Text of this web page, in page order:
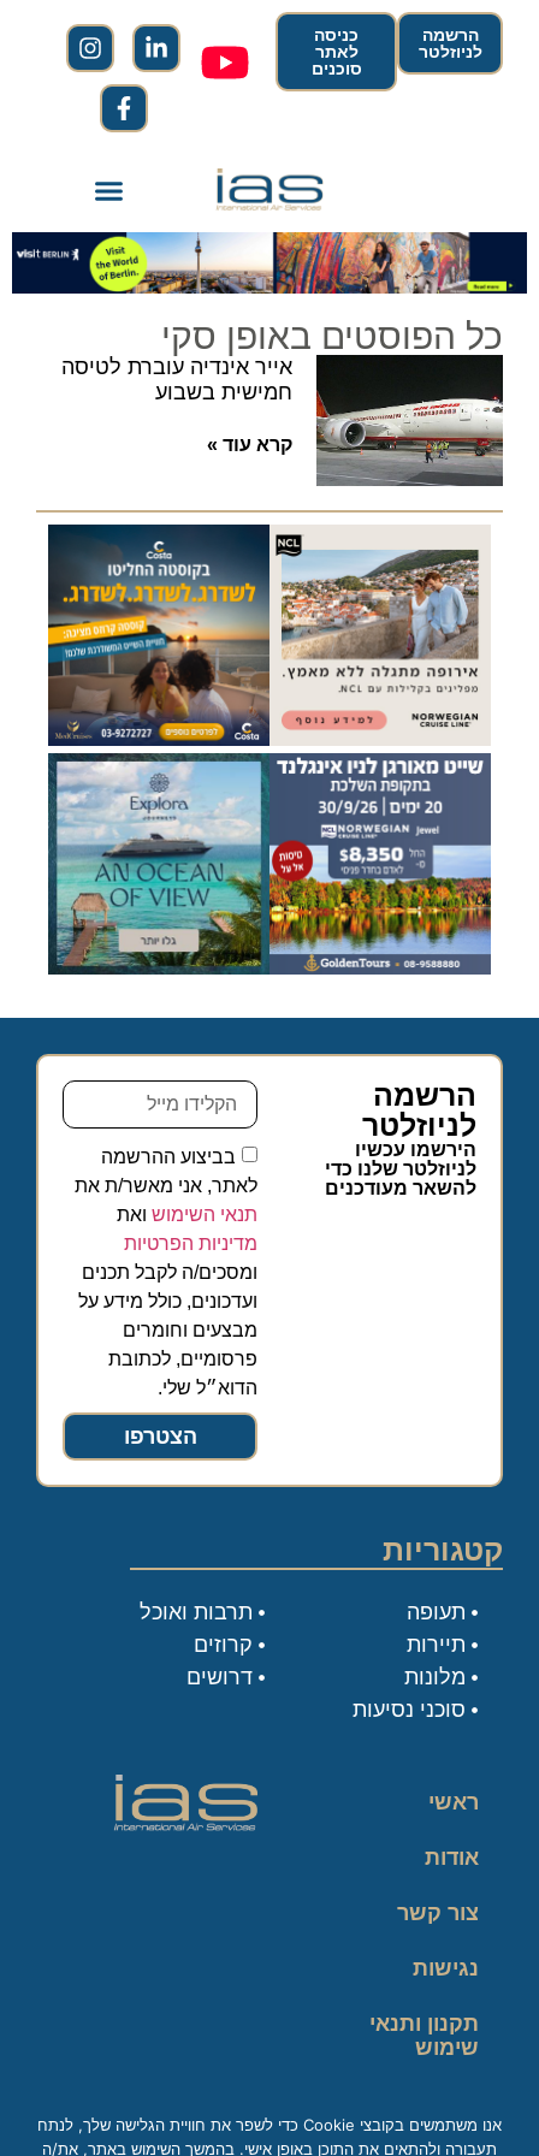
הרשמה
לניוזלטר
כניסה
לאתר
סוכנים
כל הפוסטים באופן סקי
אייר אינדיה עוברת לטיסה
חמישית בשבוע
קרא עוד »
הרשמה
לניוזלטר
הירשמו עכשיו
לניוזלטר שלנו כדי
להשאר מעודכנים
בביצוע ההרשמה
לאתר, אני מאשר/ת את
תנאי השימוש ואת
מדיניות הפרטיות
ומסכים/ה לקבל תכנים
ועדכונים, כולל מידע על
מבצעים וחומרים
פרסומיים, לכתובת
הדוא״ל שלי.
הצטרפו
קטגוריות
תעופה
תיירות
מלונות
סוכני נסיעות
תרבות ואוכל
קרוזים
דרושים
ראשי
אודות
צור קשר
נגישות
תקנון ותנאי
שימוש
אנו משתמשים בקובצי Cookie כדי לשפר את חוויית הגלישה שלך, לנתח
תעבורה ולהתאים את התוכן באופן אישי. בהמשך השימוש באתר, את/ה